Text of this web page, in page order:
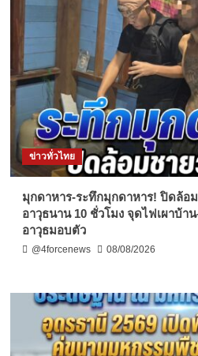
ข่าวทั่วไทย
มุกดาหาร-ระทึกมุกดาหาร! ปิดล้อ
อาวุธนาน 10 ชั่วโมง จุดไฟเผาบ้า
อาวุธมอบตัว
@4forcenews 08/08/2026